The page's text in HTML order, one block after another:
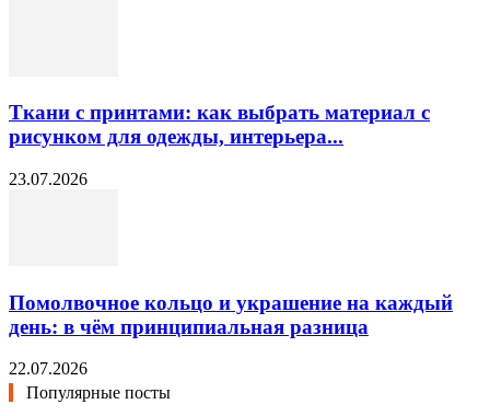
Ткани с принтами: как выбрать материал с
рисунком для одежды, интерьера...
23.07.2026
Помолвочное кольцо и украшение на каждый
день: в чём принципиальная разница
22.07.2026
Популярные посты